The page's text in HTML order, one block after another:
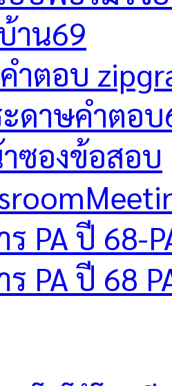
าน69
ำตอบ
ดาษคำตอบ
ซองข้อสอบ
PA ปี 68-
PA ปี 68